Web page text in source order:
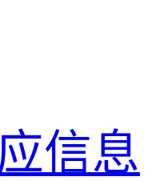
信息